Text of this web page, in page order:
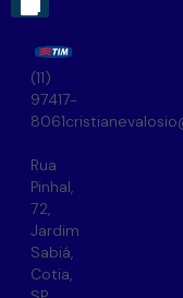
(11)
97417-
8061
Rua
Pinhal,
72,
Jardim
Sabiá,
Cotia,